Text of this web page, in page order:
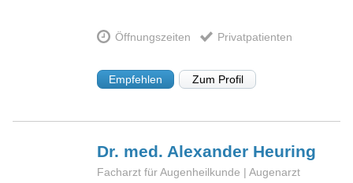
Öffnungszeiten Privatpatienten
Empfehlen Zum Profil
Dr. med. Alexander Heuring
Facharzt für Augenheilkunde | Augenarzt